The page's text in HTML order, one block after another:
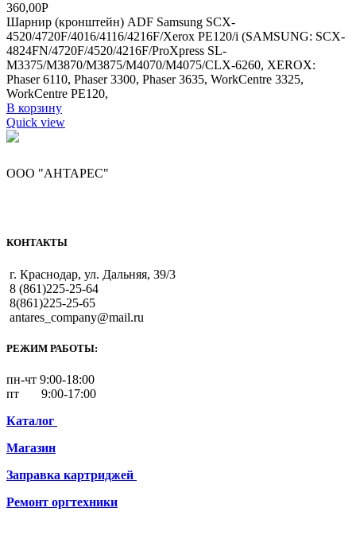
360,00Р
Шарнир (кронштейн) ADF Samsung SCX-
4520/4720F/4016/4116/4216F/Xerox PE120/i (SAMSUNG: SCX-
4824FN/4720F/4520/4216F/ProXpress SL-
M3375/M3870/M3875/M4070/M4075/CLX-6260, XEROX:
Phaser 6110, Phaser 3300, Phaser 3635, WorkCentre 3325,
WorkCentre PE120,
В корзину
Quick view
ООО "АНТАРЕС"
КОНТАКТЫ
г. Краснодар, ул. Дальняя, 39/3
8 (861)225-25-64
8(861)225-25-65
antares_company@mail.ru
РЕЖИМ РАБОТЫ:
пн-чт 9:00-18:00
пт 9:00-17:00
Каталог
Магазин
Заправка картриджей
Ремонт оргтехники